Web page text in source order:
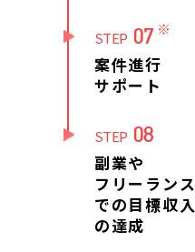
STEP 07 ※
案件進行
サポート
STEP 08
副業や
フリーランス
での目標収入
の達成